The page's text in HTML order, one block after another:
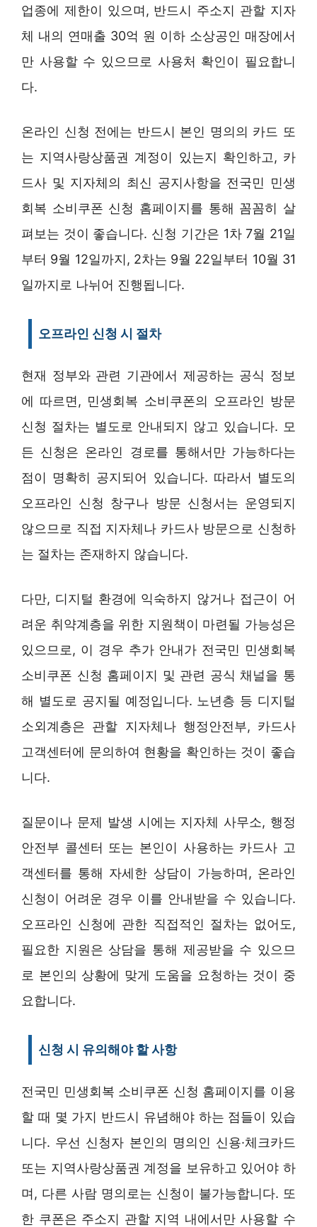
업종에 제한이 있으며, 반드시 주소지 관할 지자
체 내의 연매출 30억 원 이하 소상공인 매장에서
만 사용할 수 있으므로 사용처 확인이 필요합니
다.
온라인 신청 전에는 반드시 본인 명의의 카드 또
는 지역사랑상품권 계정이 있는지 확인하고, 카
드사 및 지자체의 최신 공지사항을 전국민 민생
회복 소비쿠폰 신청 홈페이지를 통해 꼼꼼히 살
펴보는 것이 좋습니다. 신청 기간은 1차 7월 21일
부터 9월 12일까지, 2차는 9월 22일부터 10월 31
일까지로 나뉘어 진행됩니다.
오프라인 신청 시 절차
현재 정부와 관련 기관에서 제공하는 공식 정보
에 따르면, 민생회복 소비쿠폰의 오프라인 방문
신청 절차는 별도로 안내되지 않고 있습니다. 모
든 신청은 온라인 경로를 통해서만 가능하다는
점이 명확히 공지되어 있습니다. 따라서 별도의
오프라인 신청 창구나 방문 신청서는 운영되지
않으므로 직접 지자체나 카드사 방문으로 신청하
는 절차는 존재하지 않습니다.
다만, 디지털 환경에 익숙하지 않거나 접근이 어
려운 취약계층을 위한 지원책이 마련될 가능성은
있으므로, 이 경우 추가 안내가 전국민 민생회복
소비쿠폰 신청 홈페이지 및 관련 공식 채널을 통
해 별도로 공지될 예정입니다. 노년층 등 디지털
소외계층은 관할 지자체나 행정안전부, 카드사
고객센터에 문의하여 현황을 확인하는 것이 좋습
니다.
질문이나 문제 발생 시에는 지자체 사무소, 행정
안전부 콜센터 또는 본인이 사용하는 카드사 고
객센터를 통해 자세한 상담이 가능하며, 온라인
신청이 어려운 경우 이를 안내받을 수 있습니다.
오프라인 신청에 관한 직접적인 절차는 없어도,
필요한 지원은 상담을 통해 제공받을 수 있으므
로 본인의 상황에 맞게 도움을 요청하는 것이 중
요합니다.
신청 시 유의해야 할 사항
전국민 민생회복 소비쿠폰 신청 홈페이지를 이용
할 때 몇 가지 반드시 유념해야 하는 점들이 있습
니다. 우선 신청자 본인의 명의인 신용·체크카드
또는 지역사랑상품권 계정을 보유하고 있어야 하
며, 다른 사람 명의로는 신청이 불가능합니다. 또
한 쿠폰은 주소지 관할 지역 내에서만 사용할 수